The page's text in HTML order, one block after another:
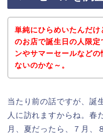
単純にひらめいたんだけ
のお店で誕生日の人限
ンやサマーセールなど
ないのかな～。
当たり前の話ですが、誕
人に訪れますからね。春
月、夏だったら、７月、